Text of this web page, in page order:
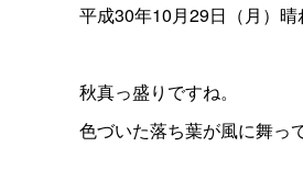
平成30年10月29日（月）晴
秋真っ盛りですね。
色づいた落ち葉が風に舞っ